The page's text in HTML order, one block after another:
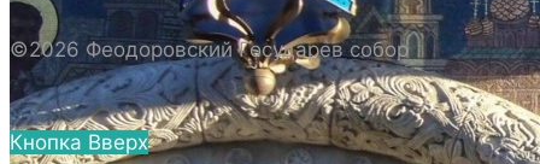
СВЯЩЕННОСЛУЖИТЕЛЕЙ СОБОРА.
ВНЕШНИЙ ВИД
ВНЕШНИЙ ВИД СОБОРА
ВЕРХНИЙ ХРАМ ФЕОДОРОВСКОГО
©2026 Феодоровский Государев собор
Кнопка Вверх